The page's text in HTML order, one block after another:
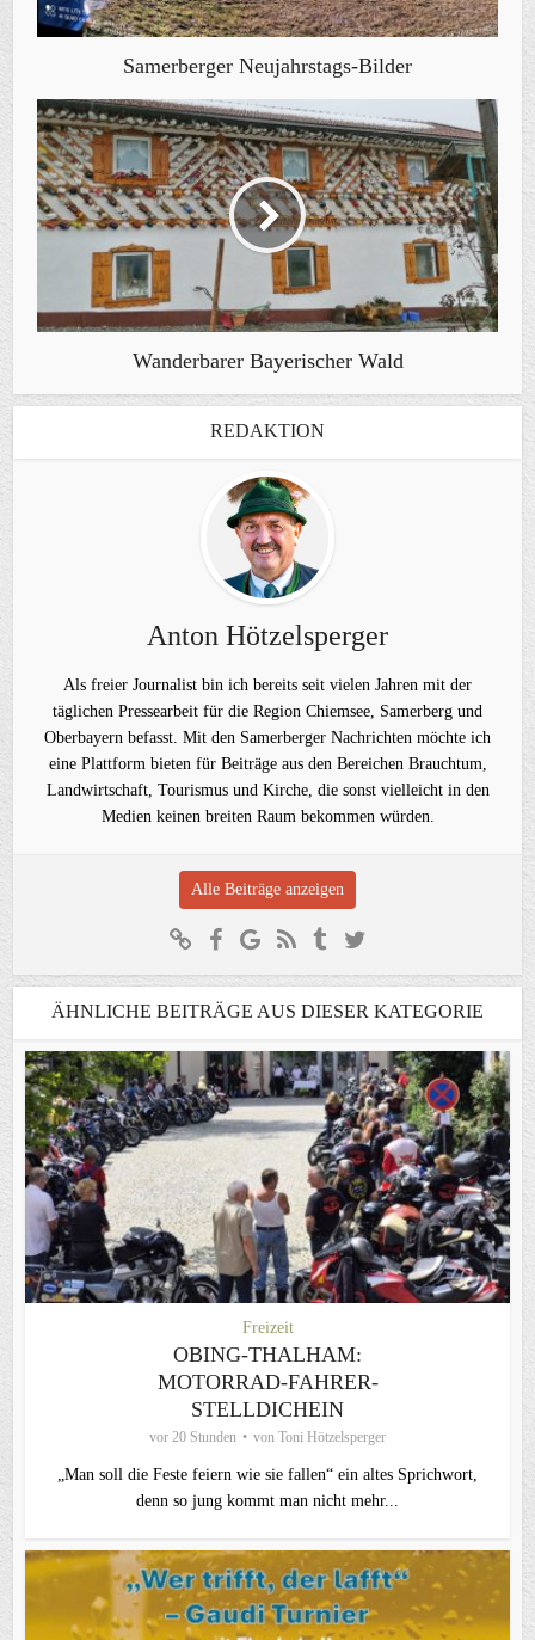
Samerberger Neujahrstags-Bilder
Wanderbarer Bayerischer Wald
REDAKTION
Anton Hötzelsperger
Als freier Journalist bin ich bereits seit vielen Jahren mit der
täglichen Pressearbeit für die Region Chiemsee, Samerberg und
Oberbayern befasst. Mit den Samerberger Nachrichten möchte ich
eine Plattform bieten für Beiträge aus den Bereichen Brauchtum,
Landwirtschaft, Tourismus und Kirche, die sonst vielleicht in den
Medien keinen breiten Raum bekommen würden.
Alle Beiträge anzeigen
ÄHNLICHE BEITRÄGE AUS DIESER KATEGORIE
Freizeit
OBING-THALHAM:
MOTORRAD-FAHRER-
STELLDICHEIN
vor 20 Stunden von Toni Hötzelsperger
„Man soll die Feste feiern wie sie fallen“ ein altes Sprichwort,
denn so jung kommt man nicht mehr...